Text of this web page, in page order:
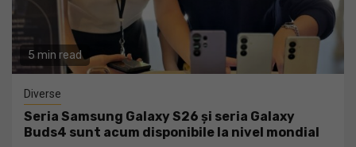
5 min read
Diverse
Seria Samsung Galaxy S26 și seria Galaxy
Buds4 sunt acum disponibile la nivel mondial